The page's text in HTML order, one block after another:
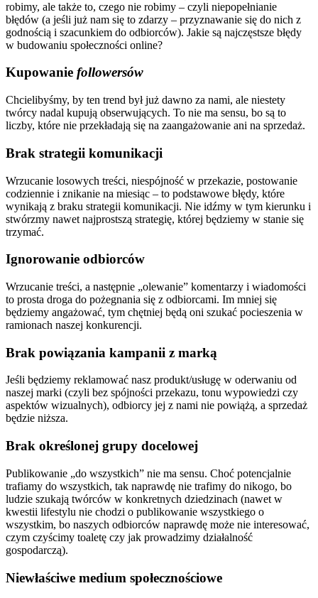
robimy, ale także to, czego nie robimy – czyli niepopełnianie
błędów (a jeśli już nam się to zdarzy – przyznawanie się do nich z
godnością i szacunkiem do odbiorców). Jakie są najczęstsze błędy
w budowaniu społeczności online?
Kupowanie followersów
Chcielibyśmy, by ten trend był już dawno za nami, ale niestety
twórcy nadal kupują obserwujących. To nie ma sensu, bo są to
liczby, które nie przekładają się na zaangażowanie ani na sprzedaż.
Brak strategii komunikacji
Wrzucanie losowych treści, niespójność w przekazie, postowanie
codziennie i znikanie na miesiąc – to podstawowe błędy, które
wynikają z braku strategii komunikacji. Nie idźmy w tym kierunku i
stwórzmy nawet najprostszą strategię, której będziemy w stanie się
trzymać.
Ignorowanie odbiorców
Wrzucanie treści, a następnie „olewanie” komentarzy i wiadomości
to prosta droga do pożegnania się z odbiorcami. Im mniej się
będziemy angażować, tym chętniej będą oni szukać pocieszenia w
ramionach naszej konkurencji.
Brak powiązania kampanii z marką
Jeśli będziemy reklamować nasz produkt/usługę w oderwaniu od
naszej marki (czyli bez spójności przekazu, tonu wypowiedzi czy
aspektów wizualnych), odbiorcy jej z nami nie powiążą, a sprzedaż
będzie niższa.
Brak określonej grupy docelowej
Publikowanie „do wszystkich” nie ma sensu. Choć potencjalnie
trafiamy do wszystkich, tak naprawdę nie trafimy do nikogo, bo
ludzie szukają twórców w konkretnych dziedzinach (nawet w
kwestii lifestylu nie chodzi o publikowanie wszystkiego o
wszystkim, bo naszych odbiorców naprawdę może nie interesować,
czym czyścimy toaletę czy jak prowadzimy działalność
gospodarczą).
Niewłaściwe medium społecznościowe